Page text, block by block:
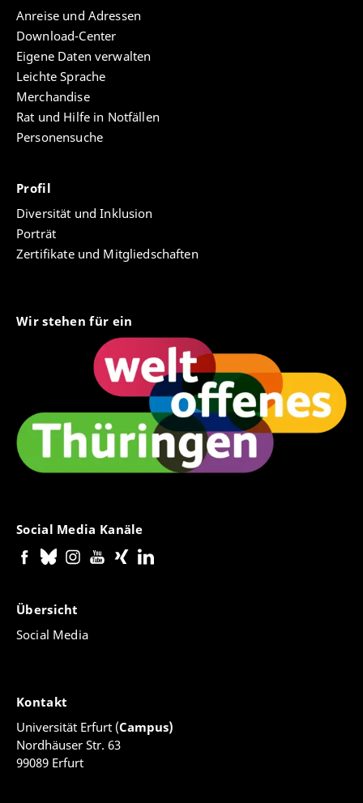
Anreise und Adressen
Download-Center
Eigene Daten verwalten
Leichte Sprache
Merchandise
Rat und Hilfe in Notfällen
Personensuche
Profil
Diversität und Inklusion
Porträt
Zertifikate und Mitgliedschaften
Wir stehen für ein
Social Media Kanäle
Übersicht
Social Media
Kontakt
Universität Erfurt (Campus)
Nordhäuser Str. 63
99089 Erfurt